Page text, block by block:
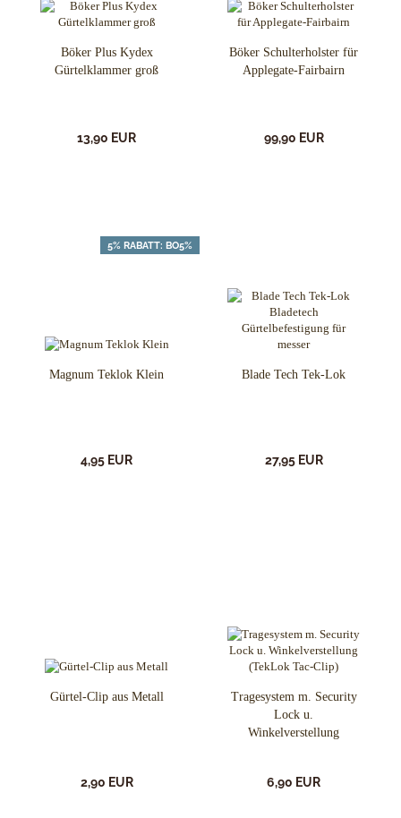
Böker Plus Kydex
Gürtelklammer groß
13,90 EUR
Böker Schulterholster für
Applegate-Fairbairn
99,90 EUR
5% RABATT: BO5%
Magnum Teklok Klein
4,95 EUR
Blade Tech Tek-Lok
27,95 EUR
Gürtel-Clip aus Metall
2,90 EUR
Tragesystem m. Security
Lock u.
Winkelverstellung
6,90 EUR